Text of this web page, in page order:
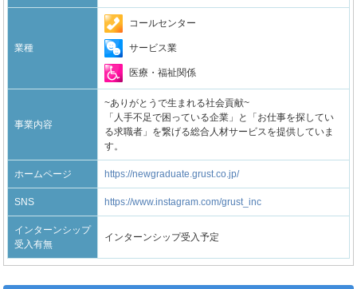
業種
コールセンター
サービス業
医療・福祉関係
事業内容
~ありがとうで生まれる社会貢献~
「人手不足で困っている企業」と「お仕事を探してい
る求職者」を繋げる総合人材サービスを提供していま
す。
ホームページ https://newgraduate.grust.co.jp/
SNS https://www.instagram.com/grust_inc
インターンシップ
受入有無
インターンシップ受入予定